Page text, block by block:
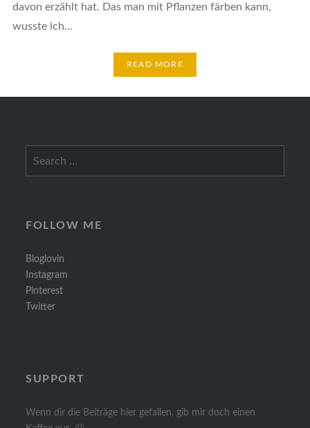
davon erzählt hat. Das man mit Pflanzen färben kann,
wusste ich…
READ MORE
for:
FOLLOW ME
Bloglovin
Instagram
Pinterest
Twitter
SUPPORT
Wenn dir die Beiträge hier gefallen, gib mir doch einen